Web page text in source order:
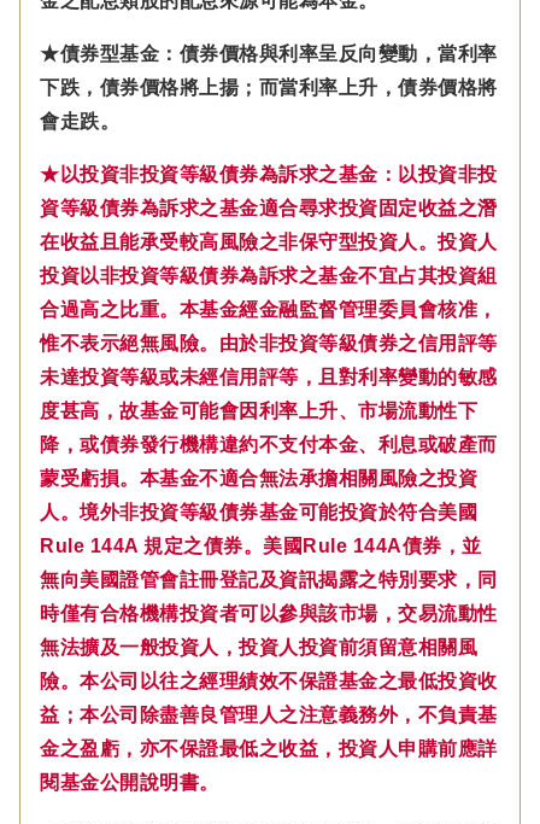
★債券型基金：債券價格與利率呈反向變動，當利率
下跌，債券價格將上揚；而當利率上升，債券價格將
會走跌。
★以投資非投資等級債券為訴求之基金：以投資非投
資等級債券為訴求之基金適合尋求投資固定收益之潛
在收益且能承受較高風險之非保守型投資人。投資人
投資以非投資等級債券為訴求之基金不宜占其投資組
合過高之比重。本基金經金融監督管理委員會核准，
惟不表示絕無風險。由於非投資等級債券之信用評等
未達投資等級或未經信用評等，且對利率變動的敏感
度甚高，故基金可能會因利率上升、市場流動性下
降，或債券發行機構違約不支付本金、利息或破產而
蒙受虧損。本基金不適合無法承擔相關風險之投資
人。境外非投資等級債券基金可能投資於符合美國
Rule 144A 規定之債券。美國Rule 144A債券，並
無向美國證管會註冊登記及資訊揭露之特別要求，同
時僅有合格機構投資者可以參與該市場，交易流動性
無法擴及一般投資人，投資人投資前須留意相關風
險。本公司以往之經理績效不保證基金之最低投資收
益；本公司除盡善良管理人之注意義務外，不負責基
金之盈虧，亦不保證最低之收益，投資人申購前應詳
閱基金公開說明書。